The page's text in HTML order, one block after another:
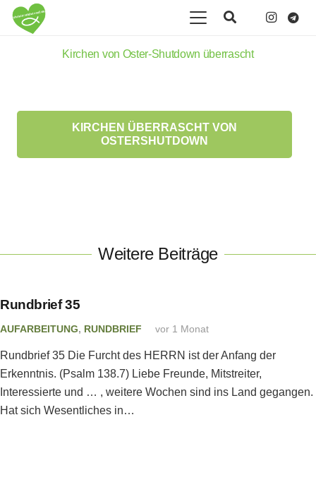
Kirchen von Oster-Shutdown überrascht
KIRCHEN ÜBERRASCHT VON
OSTERSHUTDOWN
Weitere Beiträge
Rundbrief 35
AUFARBEITUNG, RUNDBRIEF vor 1 Monat
Rundbrief 35 Die Furcht des HERRN ist der Anfang der
Erkenntnis. (Psalm 138.7) Liebe Freunde, Mitstreiter,
Interessierte und … , weitere Wochen sind ins Land gegangen.
Hat sich Wesentliches in…